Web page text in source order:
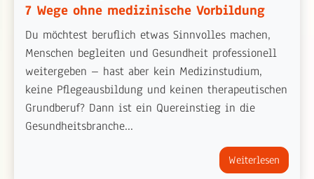
7 Wege ohne medizinische Vorbildung
Du möchtest beruflich etwas Sinnvolles machen,
Menschen begleiten und Gesundheit professionell
weitergeben – hast aber kein Medizinstudium,
keine Pflegeausbildung und keinen therapeutischen
Grundberuf? Dann ist ein Quereinstieg in die
Gesundheitsbranche...
Weiterlesen